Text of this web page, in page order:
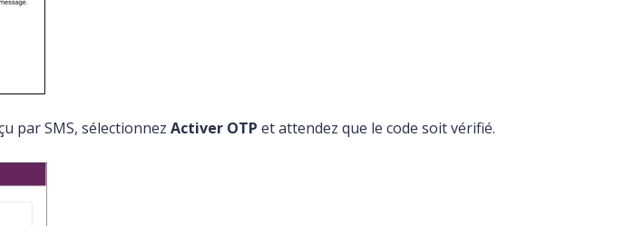
par SMS, sélectionnezActiver OTP et attendez que le code soit vérifié.